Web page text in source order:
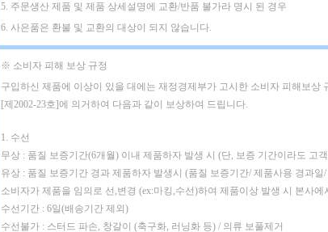
5. 주문생산 제품 및 제품 상세설명에 교환/반품 불가라 명시 된 경우
6. 사은품은 환불 및 교환의 대상이 되지 않습니다.
※ 소비자 피해 보상 규정
구입하신 제품에 이상이 있을 대에는 재정경제부가 고시한 소비자 피해보상
[제2002-23호]에 의거하여 다음과 같이 보상하여 드립니다.
1. 수선
무상 : 품질 보증기간(6개월) 이내 제품하자 발생 시 (단, 보증 기간이라도 고
유상 : 품질 보증기간 경과 제품하자 발생시 (품질 보증기간/ 제품사용 경과
소비자가 제품을 임의로 선,변경 (ex:마킹,수선)하여 제품이상 발생 시 본사에
수선기간 : 6일(배송기간 제외)
수선불가 : 스터드 파손, 창갈이 (축구화, 러닝화 등) / 의류 보풀제거